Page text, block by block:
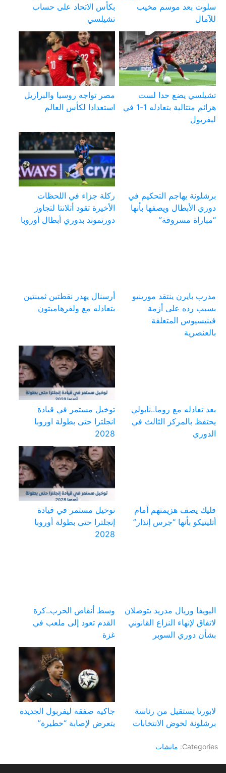
سلوت بعد موسم مخيب
للآمال
بكأس الاتحاد على حساب
تشيلسي
تشيلسي يضع حدا لست
هزائم متتالية بتعادله 1-1 في
ليفربول
مصر تواجه روسيا والبرازيل
استعدادا لكأس العالم
برشلونة يهاجم التحكيم في
دوري الأبطال ويصفها بأنها
“مباراة مسروقة”
ركلة جزاء في اللحظات
الأخيرة تقود أتلانتا لتجاوز
دورتموند بدوري أبطال أوروبا
مدرب بايرن ينتقد مورينيو
بسبب رده على أزمة
فينيسيوس المتعلقة
بالعنصرية
أرسنال يهدر نقطتين ثمينتين
بتعادله مع ولفرهامبتون
بعد تعادله مع روما..نابولي
يحتفظ بالمركز الثالث في
الدوري
توخيل مستمر في قيادة
انجلترا حتى بطولة اوروبا
2028
فليك يصف هزيمتهم أمام
أتليتيكو بأنها “جرس إنذار”
توخيل مستمر في قيادة
إنجلترا حتى بطولة أوروبا
2028
اليويفا وريال مدريد يتوصلان
لاتفاق لإنهاء النزاع القانوني
بشأن دوري السوبر
وسط أنقاض الحرب..كرة
القدم تعود إلى ملعب في
غزة
لابورتا يستقيل من رئاسة
برشلونة لخوض الانتخابات
جاكيه صفقة ليفربول الجديدة
يتعرض لإصابة “خطيرة”
Categories: ماتشات